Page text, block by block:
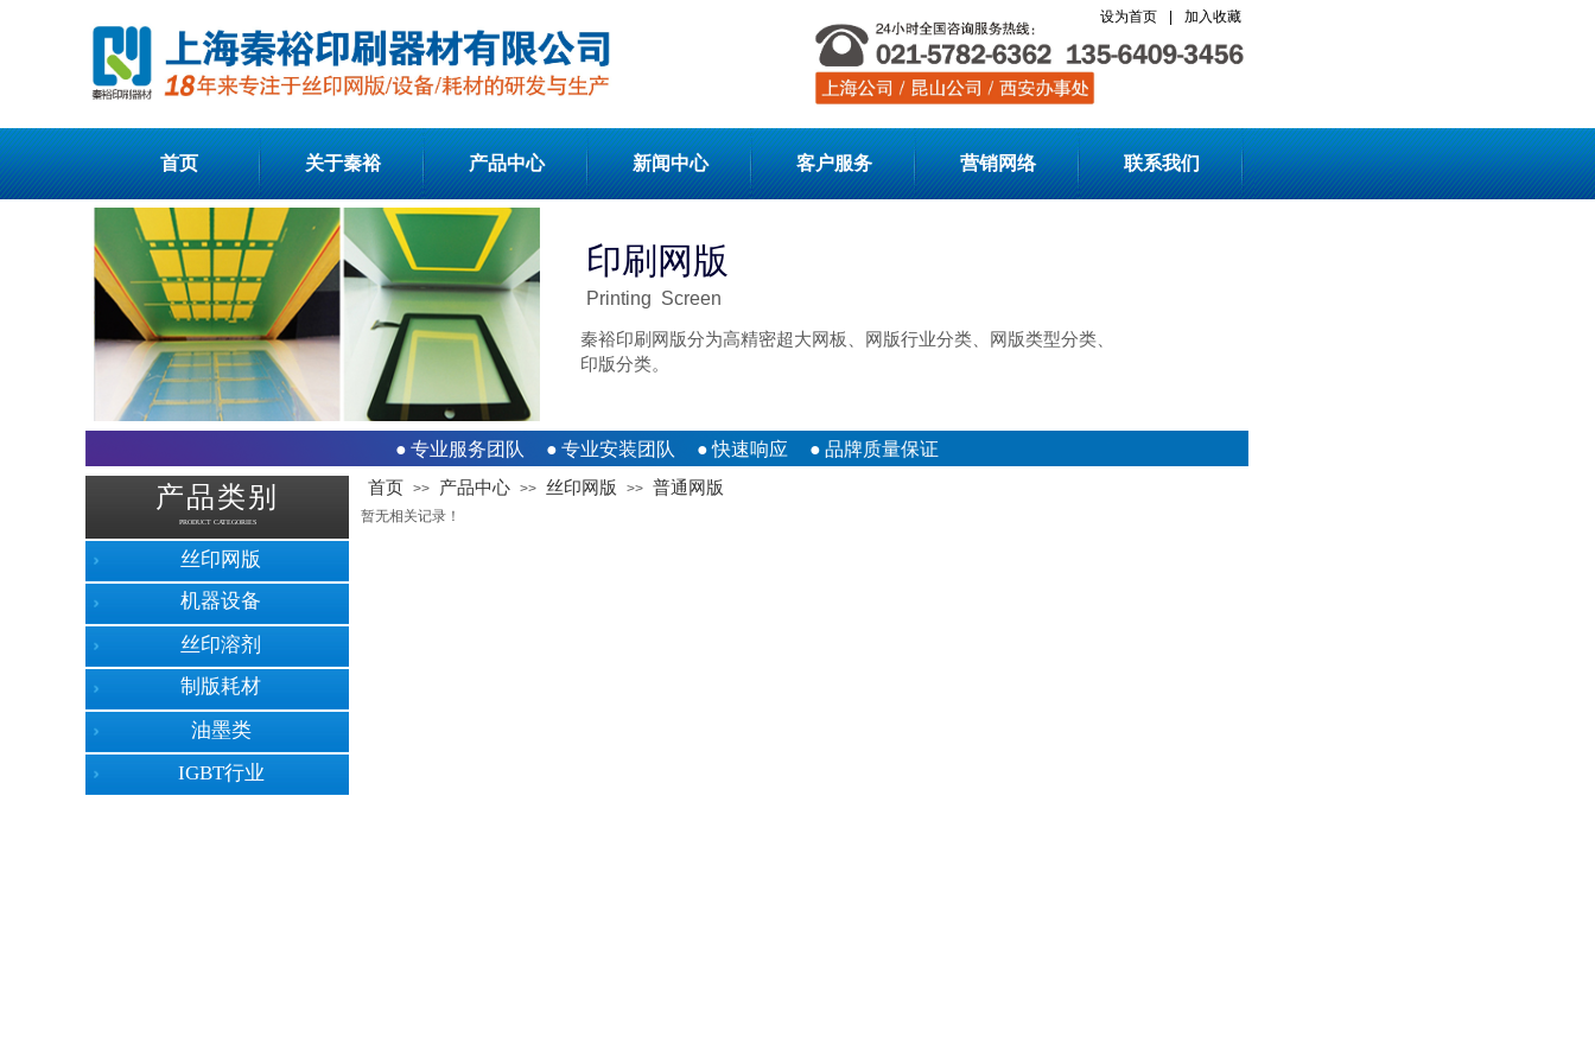
设为首页 加入收藏
首页 关于秦裕 产品中心 新闻中心 客户服务 营销网络 联系我们
印刷网版
Printing Screen
秦裕印刷网版分为高精密超大网板、网版行业分类、网版类型分类、
印版分类。
● 专业服务团队 ● 专业安装团队 ● 快速响应 ● 品牌质量保证
产品类别
PRODUCT CATEGORIES
首页 >> 产品中心 >> 丝印网版 >> 普通网版
暂无相关记录！
丝印网版
机器设备
丝印溶剂
制版耗材
油墨类
No menu!IGBT行业